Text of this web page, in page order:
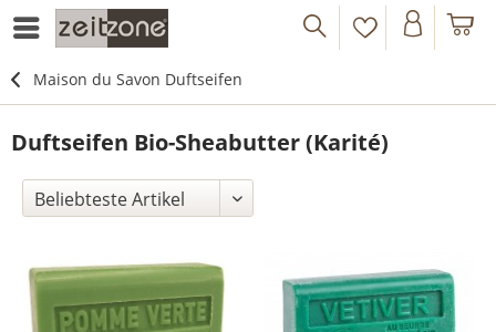
Maison du Savon Duftseifen
Duftseifen Bio-Sheabutter (Karité)